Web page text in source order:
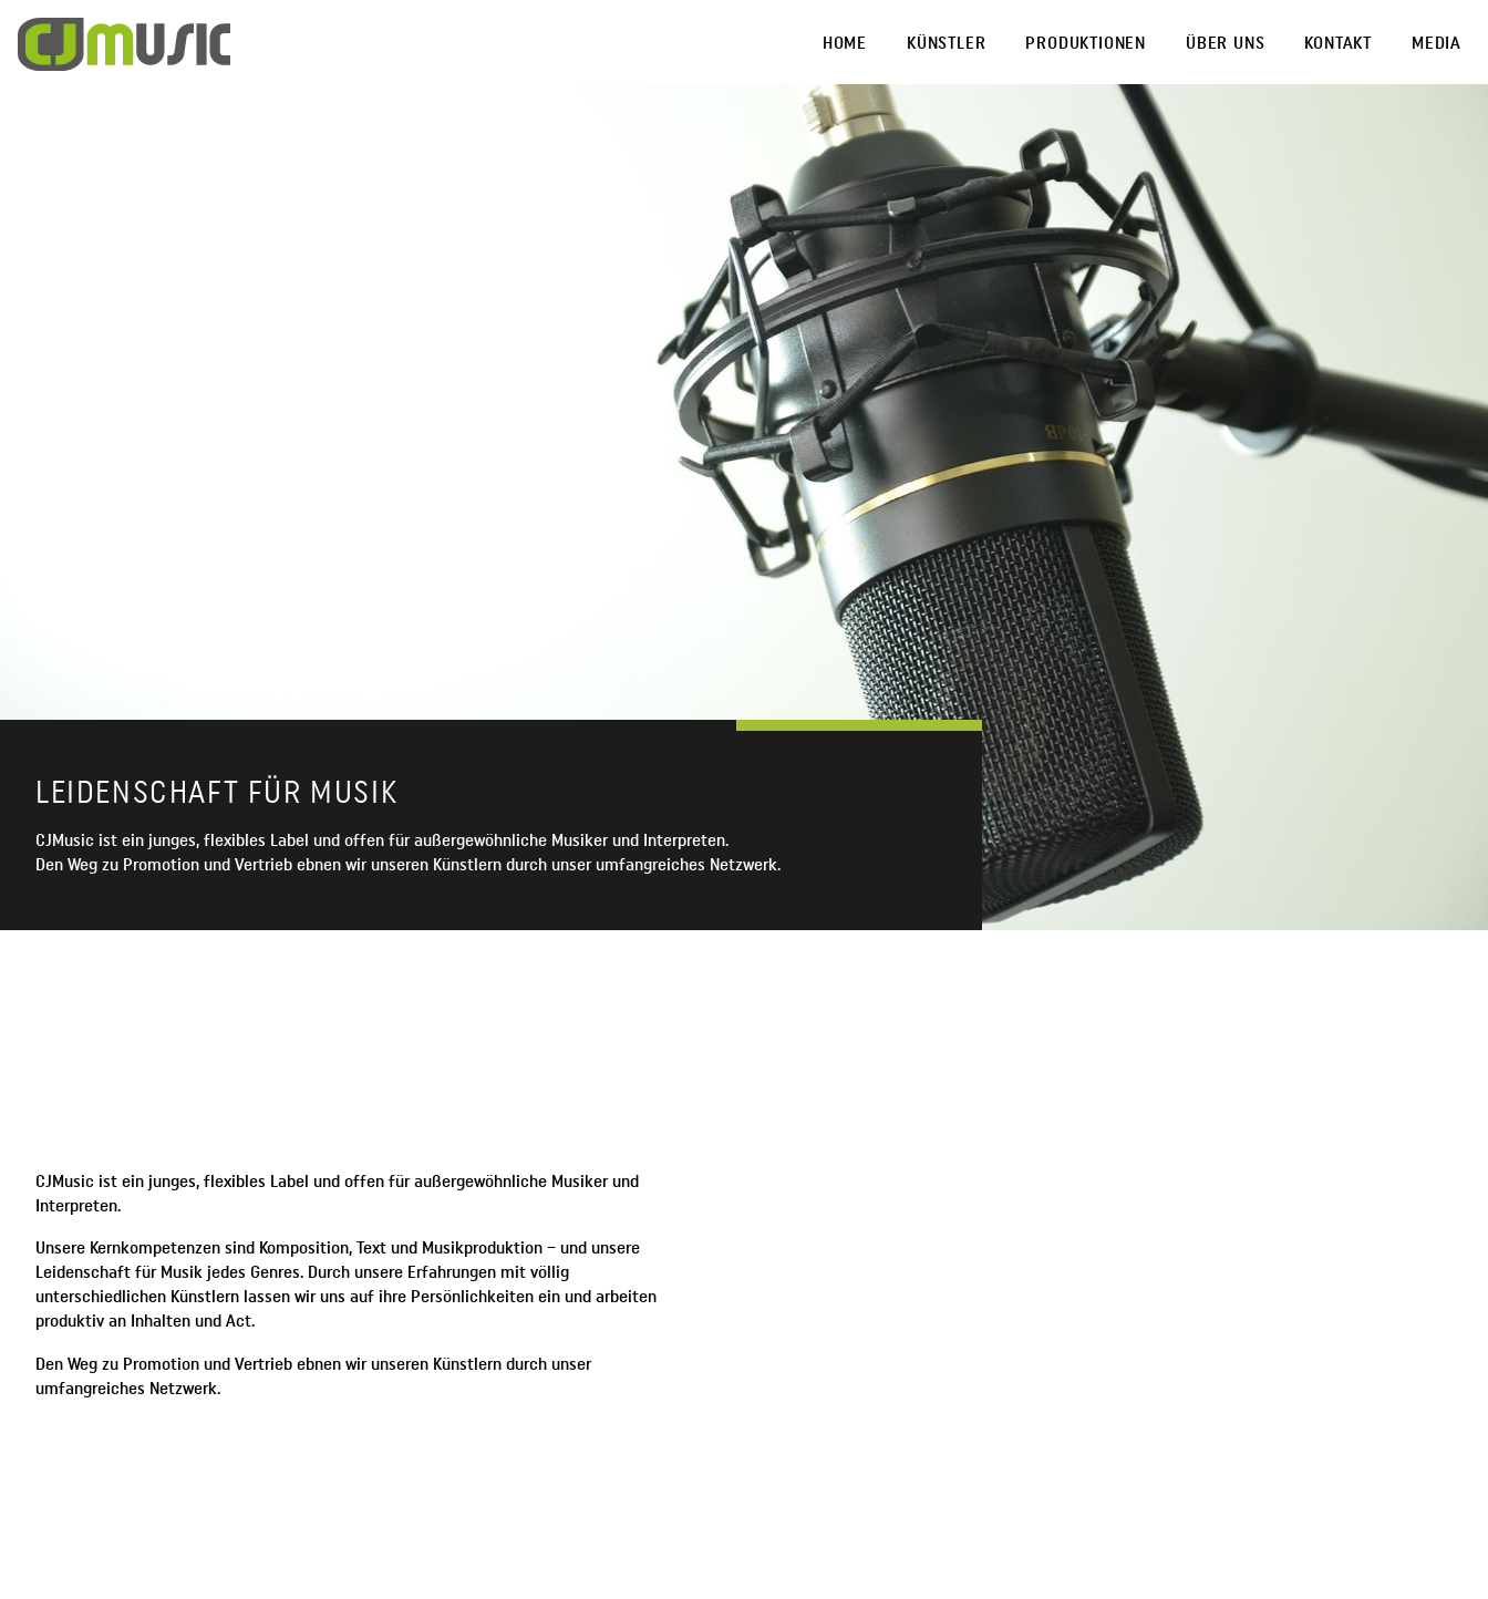
HOME KÜNSTLER PRODUKTIONEN ÜBER UNS KONTAKT MEDIA
MUSIKPRODUKTIONEN • MUSIK-PROMOTIONEN • TV-
LEIDENSCHAFT FÜR MUSIK
CJMusic ist ein junges, flexibles Label und offen für außergewöhnliche Musiker und Interpreten.
Den Weg zu Promotion und Vertrieb ebnen wir unseren Künstlern durch unser umfangreiches Netzwerk.
CJMusic ist ein junges, flexibles Label und offen für außergewöhnliche Musiker und
Interpreten.
Unsere Kernkompetenzen sind Komposition, Text und Musikproduktion – und unsere
Leidenschaft für Musik jedes Genres. Durch unsere Erfahrungen mit völlig
unterschiedlichen Künstlern lassen wir uns auf ihre Persönlichkeiten ein und arbeiten
produktiv an Inhalten und Act.
replica uhren rolex replica
Den Weg zu Promotion und Vertrieb ebnen wir unseren Künstlern durch unser
umfangreiches Netzwerk.